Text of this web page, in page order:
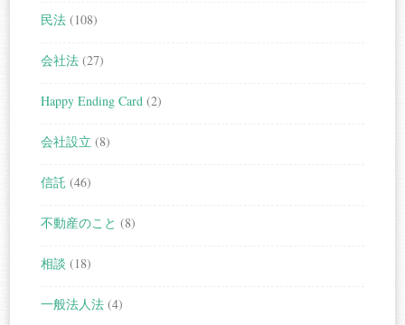
民法 (108)
会社法 (27)
Happy Ending Card (2)
会社設立 (8)
信託 (46)
不動産のこと (8)
相談 (18)
一般法人法 (4)